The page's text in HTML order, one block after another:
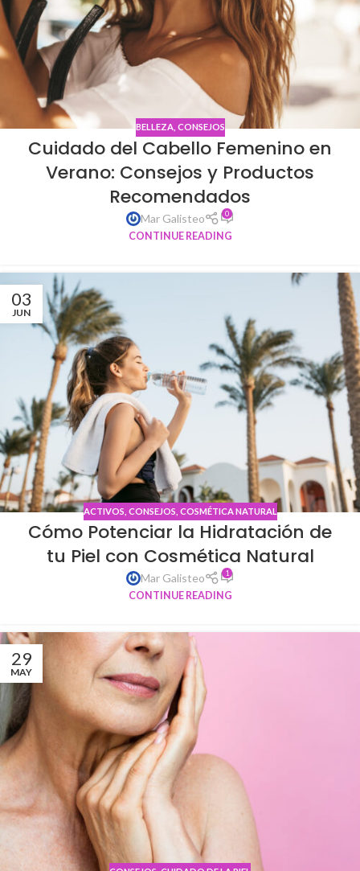
BELLEZA, CONSEJOS
Cuidado del Cabello Femenino en
Verano: Consejos y Productos
Recomendados
Mar Galisteo 0
CONTINUE READING
03
JUN
ACTIVOS CONSEJOS COSMÉTICA NATURAL
Cómo Potenciar la Hidratación de
tu Piel con Cosmética Natural
Mar Galisteo 1
CONTINUE READING
29
MAY